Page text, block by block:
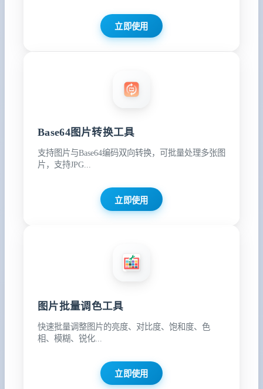
立即使用
Base64图片转换工具
支持图片与Base64编码双向转换，可批量处理多张图
片，支持JPG...
立即使用
图片批量调色工具
快速批量调整图片的亮度、对比度、饱和度、色
相、模糊、锐化...
立即使用